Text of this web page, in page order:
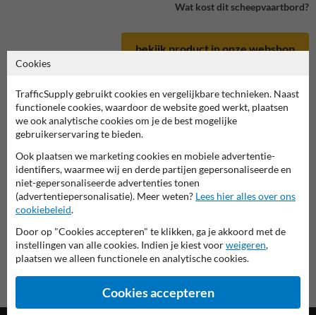
Scheepvaartbord in serie E
deze informatie printen
overzicht officiële scheepvaartborden
Scheepvaartbord.nl
Wat kost dit scheepvaartbord?
bekijk product in onze webshop
Cookies
TrafficSupply gebruikt cookies en vergelijkbare technieken. Naast
functionele cookies, waardoor de website goed werkt, plaatsen
we ook analytische cookies om je de best mogelijke
gebruikerservaring te bieden.
Ook plaatsen we marketing cookies en mobiele advertentie-
identifiers, waarmee wij en derde partijen gepersonaliseerde en
niet-gepersonaliseerde advertenties tonen
(advertentiepersonalisatie). Meer weten? Lees hier alles over ons
cookiebeleid.
Door op "Cookies accepteren" te klikken, ga je akkoord met de
instellingen van alle cookies. Indien je kiest voorweigeren,
plaatsen we alleen functionele en analytische cookies.
Cookies accepteren